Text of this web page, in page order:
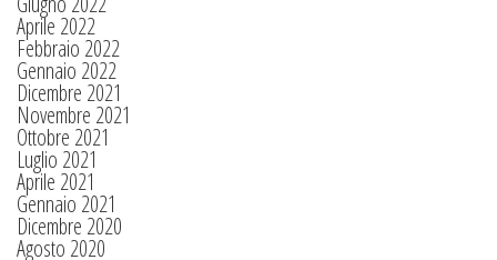
Aprile 2022
Febbraio 2022
Gennaio 2022
Dicembre 2021
Novembre 2021
Ottobre 2021
Luglio 2021
Aprile 2021
Gennaio 2021
Dicembre 2020
Agosto 2020